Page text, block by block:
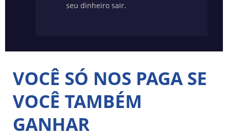
seu dinheiro sair.
VOCÊ SÓ NOS PAGA SE
VOCÊ TAMBÉM
GANHAR